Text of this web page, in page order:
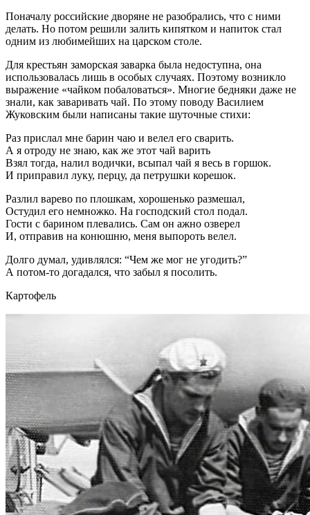
Поначалу российские дворяне не разобрались, что с ними
делать. Но потом решили залить кипятком и напиток стал
одним из любимейших на царском столе.
Для крестьян заморская заварка была недоступна, она
использовалась лишь в особых случаях. Поэтому возникло
выражение «чайком побаловаться». Многие бедняки даже не
знали, как заваривать чай. По этому поводу Василием
Жуковским были написаны такие шуточные стихи:
Раз прислал мне барин чаю и велел его сварить.
А я отроду не знаю, как же этот чай варить
Взял тогда, налил водички, всыпал чай я весь в горшок.
И приправил луку, перцу, да петрушки корешок.
Разлил варево по плошкам, хорошенько размешал,
Остудил его немножко. На господский стол подал.
Гости с барином плевались. Сам он ажно озверел
И, отправив на конюшню, меня выпороть велел.
Долго думал, удивлялся: “Чем же мог не угодить?”
А потом-то догадался, что забыл я посолить.
Картофель